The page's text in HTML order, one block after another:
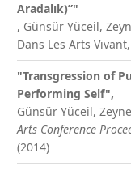
Aradalık)”"
, Günsür Yüceil,
Dans Les Arts
"Transgression of
Performing Self",
Günsür Yüceil,
Arts Conference
(2014)